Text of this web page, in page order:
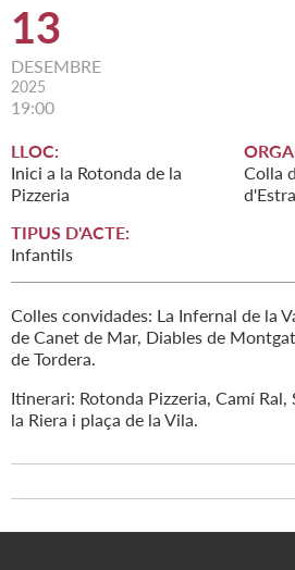
13
DESEMBRE
2025
19:00
LLOC:
Inici a la Rotonda de la
Pizzeria
Colla
TIPUS D'ACTE:
Infantils
Colles convidades: La Infernal de la
de Canet de Mar, Diables de
de Tordera.
Itinerari: Rotonda Pizzeria, Camí Ral,
la Riera i plaça de la Vila.